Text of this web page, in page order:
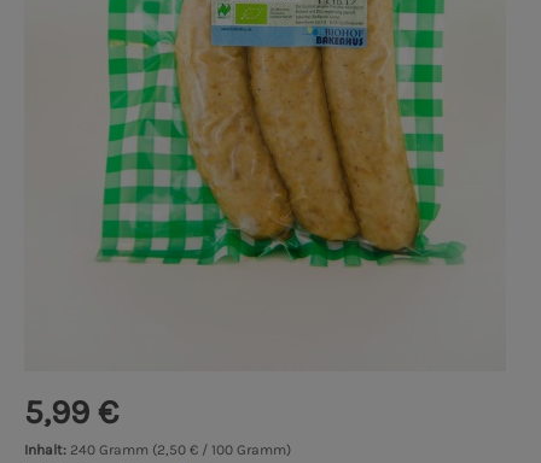
5,99 €
Inhalt: 240 Gramm (2,50 € / 100 Gramm)